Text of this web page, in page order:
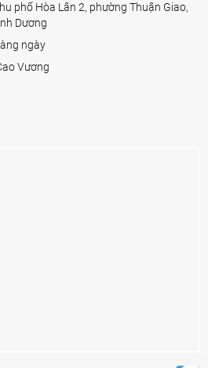
phố Hòa Lân 2, phường Thuận Giao,
Dương
ngày
Vương